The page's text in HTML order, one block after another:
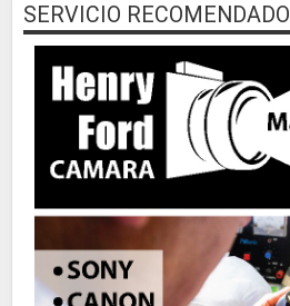
SERVICIO RECOMENDADO